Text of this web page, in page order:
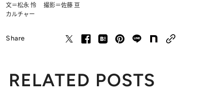
文＝松永 怜 撮影＝佐藤 亘
カルチャー
Share
RELATED POSTS